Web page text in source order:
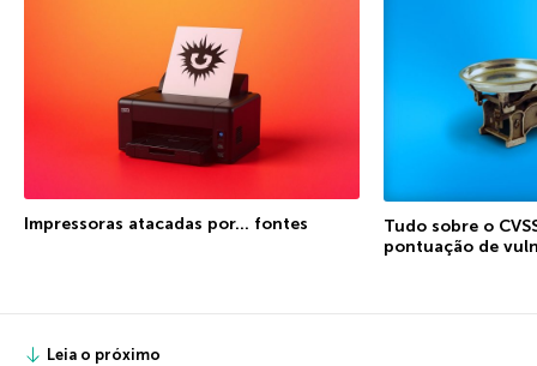
Impressoras atacadas por… fontes
Tudo sobre o
pontuação de
Leia o próximo